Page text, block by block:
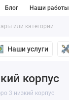
Блог Наши работы
Наши услуги
корпус
3 низкий корпус